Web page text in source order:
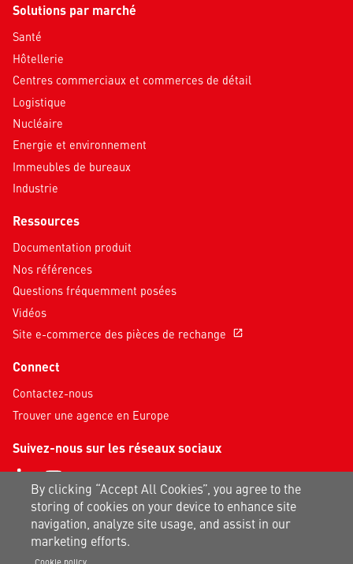
Solutions par marché
Santé
Hôtellerie
Centres commerciaux et commerces de détail
Logistique
Nucléaire
Energie et environnement
Immeubles de bureaux
Industrie
Ressources
Documentation produit
Nos références
Questions fréquemment posées
Vidéos
Site e-commerce des pièces de rechange
open_in_new
Connect
Contactez-nous
Trouver une agence en Europe
Suivez-nous sur les réseaux sociaux
Conditions générales de vente
By clicking “Accept All Cookies”, you agree to the
storing of cookies on your device to enhance site
navigation, analyze site usage, and assist in our
marketing efforts.